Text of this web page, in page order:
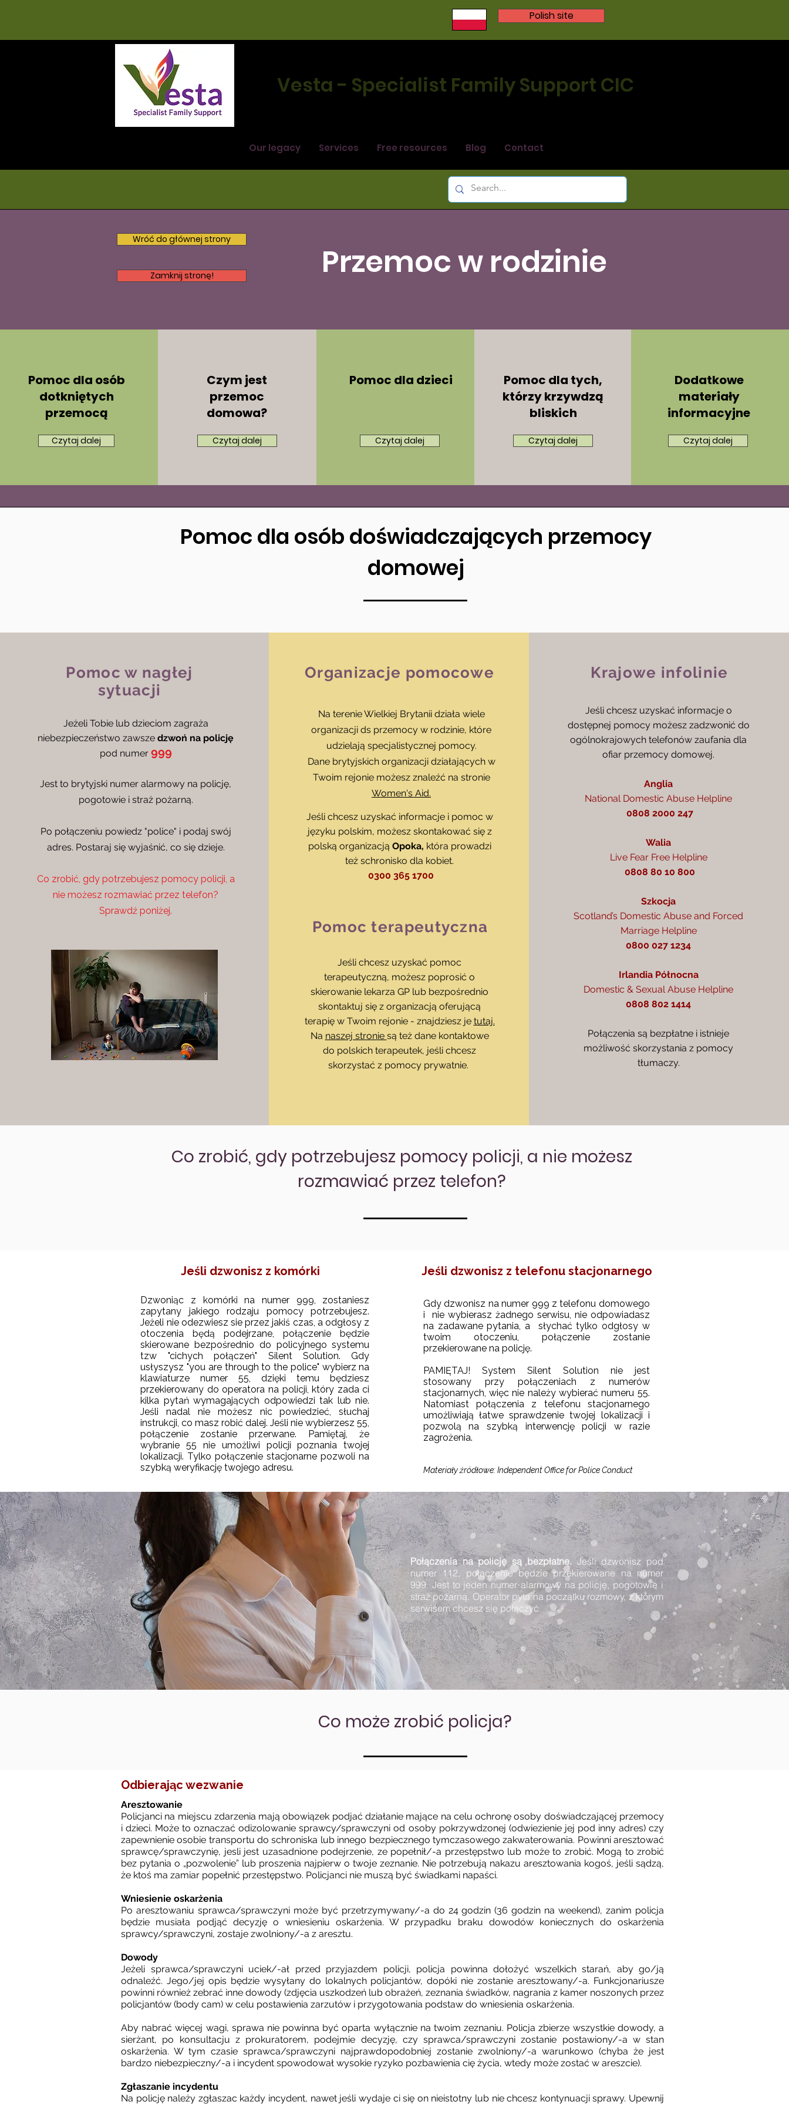
Polish site
Vesta - Specialist Family Support CIC
Our legacy Services Free resources Blog Contact
Wróć do głównej strony
Zamknij stronę! Przemoc w rodzinie
Pomoc dla osób
dotkniętych
przemocą
Czytaj dalej
Czym jest
przemoc
domowa?
Czytaj dalej
Pomoc dla dzieci
Czytaj dalej
Pomoc dla tych,
którzy krzywdzą
bliskich
Czytaj dalej
Dodatkowe
materiały
informacyjne
Czytaj dalej
Pomoc dla osób doświadczających przemocy
domowej
Pomoc w nagłej
sytuacji
Jeżeli Tobie lub dzieciom zagraża
niebezpieczeństwo zawszedzwoń na policję
pod numer 999
Jest to brytyjski numer alarmowy na policję,
pogotowie i straż pożarną.
Po połączeniu powiedz "police" i podaj swój
adres. Postaraj się wyjaśnić, co się dzieje.
Co zrobić, gdy potrzebujesz pomocy policji, a
nie możesz rozmawiać przez telefon?
Sprawdź poniżej.
Organizacje pomocowe
Na terenie Wielkiej Brytanii działa wiele
organizacji ds przemocy w rodzinie, które
udzielają specjalistycznej pomocy.
Dane brytyjskich organizacji działających w
Twoim rejonie możesz znaleźć na stronie
Women's Aid.
Jeśli chcesz uzyskać informacje i pomoc w
języku polskim, możesz skontakować się z
polską organizacją Opoka, która prowadzi
też schronisko dla kobiet.
0300 365 1700
Pomoc terapeutyczna
Jeśli chcesz uzyskać pomoc
terapeutyczną, możesz poprosić o
skierowanie lekarza GP lub bezpośrednio
skontaktuj się z organizacją oferującą
terapię w Twoim rejonie - znajdziesz je tutaj.
Na naszej stronie są też dane kontaktowe
do polskich terapeutek, jeśli chcesz
skorzystać z pomocy prywatnie.
Krajowe infolinie
Jeśli chcesz uzyskać informacje o
dostępnej pomocy możesz zadzwonić do
ogólnokrajowych telefonów zaufania dla
ofiar przemocy domowej.
Anglia
National Domestic Abuse Helpline
0808 2000 247
Walia
Live Fear Free Helpline
0808 80 10 800
Szkocja
Scotland’s Domestic Abuse and Forced
Marriage Helpline
0800 027 1234
Irlandia Północna
Domestic & Sexual Abuse Helpline
0808 802 1414
​Połączenia są bezpłatne i istnieje
możliwość skorzystania z pomocy
tłumaczy.
Co zrobić, gdy potrzebujesz pomocy policji, a nie możesz
rozmawiać przez telefon?
Jeśli dzwonisz z komórki
Dzwoniąc z komórki na numer 999, zostaniesz
zapytany jakiego rodzaju pomocy potrzebujesz.
Jeżeli nie odezwiesz sie przez jakiś czas, a odgłosy z
otoczenia będą podejrzane, połączenie będzie
skierowane bezpośrednio do policyjnego systemu
tzw "cichych połączeń" Silent Solution. Gdy
usłyszysz "you are through to the police" wybierz na
klawiaturze numer 55, dzięki temu będziesz
przekierowany do operatora na policji, który zada ci
kilka pytań wymagających odpowiedzi tak lub nie.
Jeśli nadal nie możesz nic powiedzieć, słuchaj
instrukcji, co masz robić dalej. Jeśli nie wybierzesz 55,
połączenie zostanie przerwane. Pamiętaj, że
wybranie 55 nie umożliwi policji poznania twojej
lokalizacji. Tylko połączenie stacjonarne pozwoli na
szybką weryfikację twojego adresu.
Jeśli dzwonisz z telefonu stacjonarnego
Gdy dzwonisz na numer 999 z telefonu domowego
i nie wybierasz żadnego serwisu, nie odpowiadasz
na zadawane pytania, a słychać tylko odgłosy w
twoim otoczeniu, połączenie zostanie
przekierowane na policję.
PAMIĘTAJ! System Silent Solution nie jest
stosowany przy połączeniach z numerów
stacjonarnych, więc nie należy wybierać numeru 55.
Natomiast połączenia z telefonu stacjonarnego
umożliwiają łatwe sprawdzenie twojej lokalizacji i
pozwolą na szybką interwencję policji w razie
zagrożenia.
Materiały źródłowe: Independent Office for Police Conduct
Połączenia na policję są bezpłatne.Jeśli dzwonisz pod
numer 112, połączenie będzie przekierowane na numer
999. Jest to jeden numer alarmowy na policję, pogotowie i
straż pożarną. Operator pyta na początku rozmowy, z którym
serwisem chcesz się połączyć.
Co może zrobić policja?
Odbierając wezwanie
Aresztowanie
Policjanci na miejscu zdarzenia mają obowiązek podjać działanie mające na celu ochronę osoby doświadczającej przemocy
i dzieci. Może to oznaczać odizolowanie sprawcy/sprawczyni od osoby pokrzywdzonej (odwiezienie jej pod inny adres) czy
zapewnienie osobie transportu do schroniska lub innego bezpiecznego tymczasowego zakwaterowania. Powinni aresztować
sprawcę/sprawczynię, jesli jest uzasadnione podejrzenie, ze popełnił/-a przestępstwo lub może to zrobić. Mogą to zrobić
bez pytania o „pozwolenie” lub proszenia najpierw o twoje zeznanie. Nie potrzebują nakazu aresztowania kogoś, jeśli sądzą,
że ktoś ma zamiar popełnić przestępstwo. Policjanci nie muszą być świadkami napaści.
Wniesienie oskarżenia
Po aresztowaniu sprawca/sprawczyni może być przetrzymywany/-a do 24 godzin (36 godzin na weekend), zanim policja
będzie musiała podjąć decyzję o wniesieniu oskarżenia. W przypadku braku dowodów koniecznych do oskarżenia
sprawcy/sprawczyni, zostaje zwolniony/-a z aresztu.
Dowody
Jeżeli sprawca/sprawczyni uciek/-ał przed przyjazdem policji, policja powinna dołożyć wszelkich starań, aby go/ją
odnaleźć. Jego/jej opis będzie wysyłany do lokalnych policjantów, dopóki nie zostanie aresztowany/-a. Funkcjonariusze
powinni również zebrać inne dowody (zdjęcia uszkodzeń lub obrażeń, zeznania świadków, nagrania z kamer noszonych przez
policjantów (body cam) w celu postawienia zarzutów i przygotowania podstaw do wniesienia oskarżenia.
Aby nabrać więcej wagi, sprawa nie powinna być oparta wyłącznie na twoim zeznaniu. Policja zbierze wszystkie dowody, a
sierżant, po konsultacju z prokuratorem, podejmie decyzję, czy sprawca/sprawczyni zostanie postawiony/-a w stan
oskarżenia. W tym czasie sprawca/sprawczyni najprawdopodobniej zostanie zwolniony/-a warunkowo (chyba że jest
bardzo niebezpieczny/-a i incydent spowodował wysokie ryzyko pozbawienia cię życia, wtedy może zostać w areszcie).
Zgłaszanie incydentu
Na policję należy zgłaszac każdy incydent, nawet jeśli wydaje ci się on nieistotny lub nie chcesz kontynuacji sprawy. Upewnij